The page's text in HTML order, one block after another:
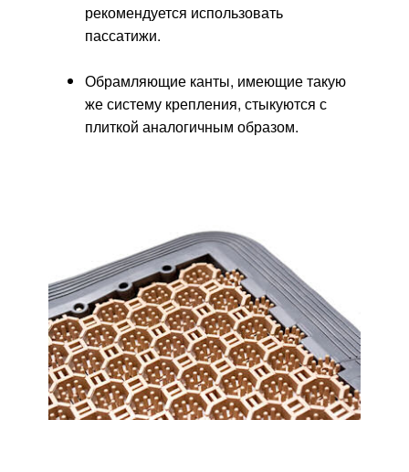
рекомендуется использовать
пассатижи.
Обрамляющие канты, имеющие такую
же систему крепления, стыкуются с
плиткой аналогичным образом.